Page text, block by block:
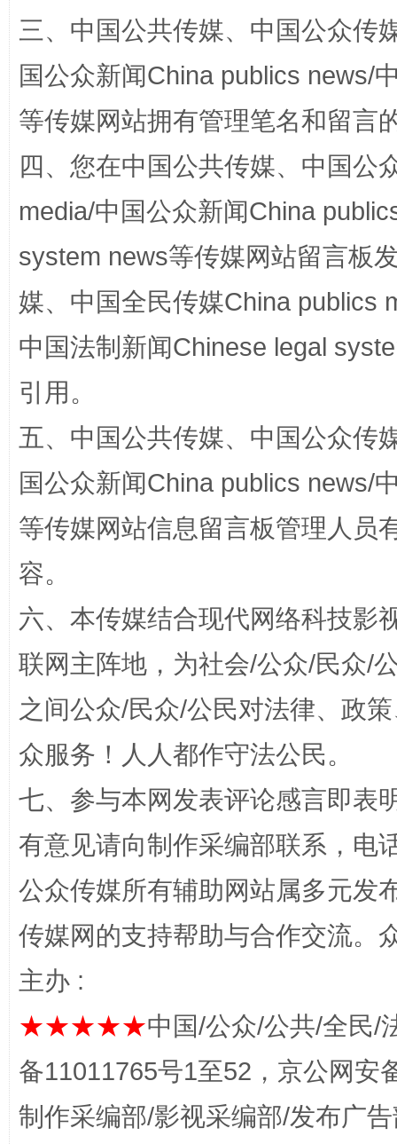
解纷+调解+退费，一次搞定
站台名比不上好声名
漫山遍野的桃花与雪山、麦地、白藏房 除
招工难、用工荒背后
网上购药对药下症？
三、中国公共传媒、中国公众传
国公众新闻China publics news/
等传媒网站拥有管理笔名和留言
四、您在中国公共传媒、中国公
media/中国公众新闻China
system news等传媒网站留言板
媒、中国全民传媒China publics
中国法制新闻Chinese legal
引用。
五、中国公共传媒、中国公众传
国公众新闻China publics news/
等传媒网站信息留言板管理人员
容。
六、本传媒结合现代网络科技影
联网主阵地，为社会/公众/民众/
之间公众/民众/公民对法律、政
众服务！人人都作守法公民。
七、参与本网发表评论感言即表
有意见请向制作采编部联系，电
公众传媒所有辅助网站属多元发
传媒网的支持帮助与合作交流。
主办 :
★★★★★中国/公众/公共/全民/
备11011765号1至52，京公网安
制作采编部/影视采编部/发布广